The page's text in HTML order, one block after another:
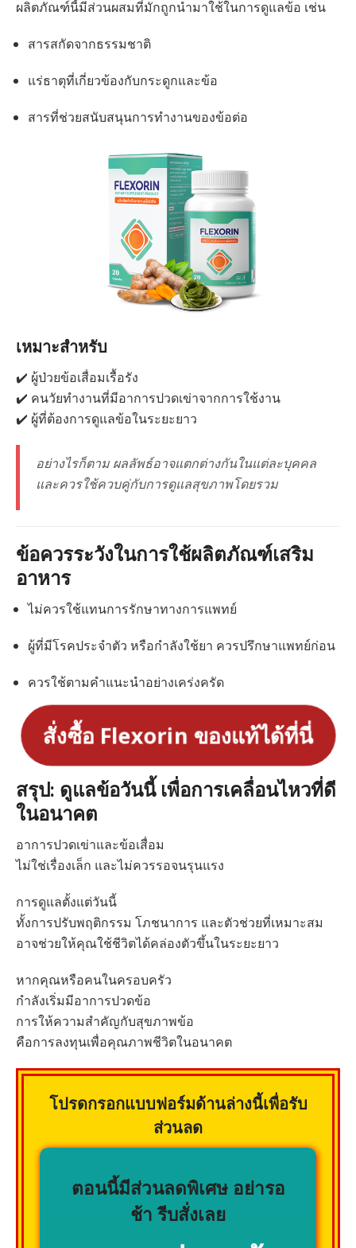
ผลิตภัณฑ์นี้มีส่วนผสมที่มักถูกนำมาใช้ในการดูแลข้อ เช่น
สารสกัดจากธรรมชาติ
แร่ธาตุที่เกี่ยวข้องกับกระดูกและข้อ
สารที่ช่วยสนับสนุนการทำงานของข้อต่อ
เหมาะสำหรับ
✔️ ผู้ป่วยข้อเสื่อมเรื้อรัง
✔️ คนวัยทำงานที่มีอาการปวดเข่าจากการใช้งาน
✔️ ผู้ที่ต้องการดูแลข้อในระยะยาว
อย่างไรก็ตาม ผลลัพธ์อาจแตกต่างกันในแต่ละบุคคล
และควรใช้ควบคู่กับการดูแลสุขภาพโดยรวม
ข้อควรระวังในการใช้ผลิตภัณฑ์เสริม
อาหาร
ไม่ควรใช้แทนการรักษาทางการแพทย์
ผู้ที่มีโรคประจำตัว หรือกำลังใช้ยา ควรปรึกษาแพทย์ก่อน
ควรใช้ตามคำแนะนำอย่างเคร่งครัด
สั่งซื้อ Flexorin ของแท้ได้ที่นี่
สรุป: ดูแลข้อวันนี้ เพื่อการเคลื่อนไหวที่ดี
ในอนาคต
อาการปวดเข่าและข้อเสื่อม
ไม่ใช่เรื่องเล็ก และไม่ควรรอจนรุนแรง
การดูแลตั้งแต่วันนี้
ทั้งการปรับพฤติกรรม โภชนาการ และตัวช่วยที่เหมาะสม
อาจช่วยให้คุณใช้ชีวิตได้คล่องตัวขึ้นในระยะยาว
หากคุณหรือคนในครอบครัว
กำลังเริ่มมีอาการปวดข้อ
การให้ความสำคัญกับสุขภาพข้อ
คือการลงทุนเพื่อคุณภาพชีวิตในอนาคต
โปรดกรอกแบบฟอร์มด้านล่างนี้เพื่อรับ
ส่วนลด
ตอนนี้มีส่วนลดพิเศษ อย่ารอ
ช้า รีบสั่งเลย